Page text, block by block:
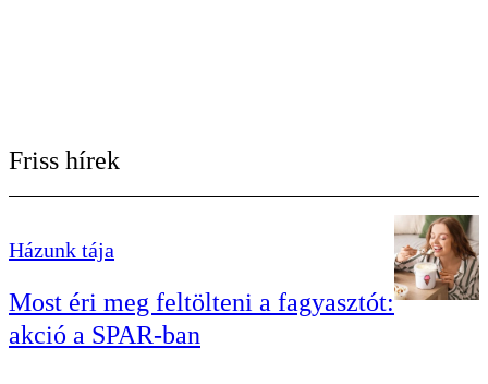
Friss hírek
Házunk tája
Most éri meg feltölteni a fagyasztót:
akció a SPAR-ban